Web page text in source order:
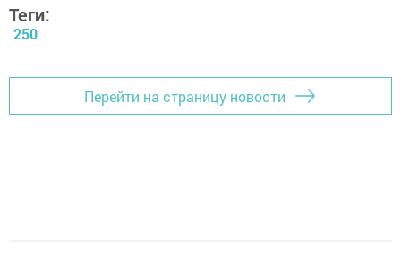
Теги:
250
Перейти на страницу новости